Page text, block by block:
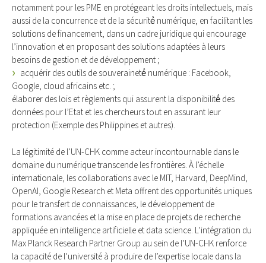
notamment pour les PME en protégeant les droits intellectuels, mais
aussi de la concurrence et de la sécurité́ numérique, en facilitant les
solutions de financement, dans un cadre juridique qui encourage
l’innovation et en proposant des solutions adaptées à leurs
besoins de gestion et de développement ;
acquérir des outils de souveraineté́ numérique : Facebook,
Google, cloud africains etc. ;
élaborer des lois et règlements qui assurent la disponibilité́ des
données pour l’Etat et les chercheurs tout en assurant leur
protection (Exemple des Philippines et autres).
La légitimité de l’UN-CHK comme acteur incontournable dans le
domaine du numérique transcende les frontières. À l’échelle
internationale, les collaborations avec le MIT, Harvard, DeepMind,
OpenAI, Google Research et Meta offrent des opportunités uniques
pour le transfert de connaissances, le développement de
formations avancées et la mise en place de projets de recherche
appliquée en intelligence artificielle et data science. L’intégration du
Max Planck Research Partner Group au sein de l’UN-CHK renforce
la capacité de l’université à produire de l’expertise locale dans la